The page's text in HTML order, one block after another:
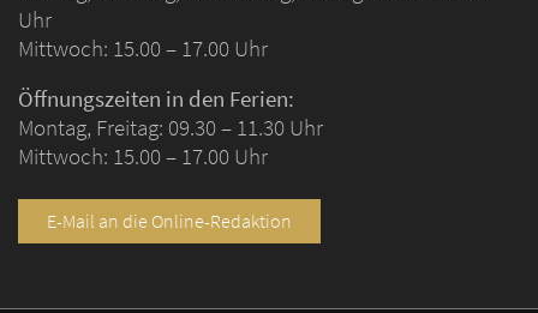
Uhr
Mittwoch: 15.00 – 17.00 Uhr
Öffnungszeiten in den Ferien:
Montag, Freitag: 09.30 – 11.30 Uhr
Mittwoch: 15.00 – 17.00 Uhr
E-Mail an die Online-Redaktion